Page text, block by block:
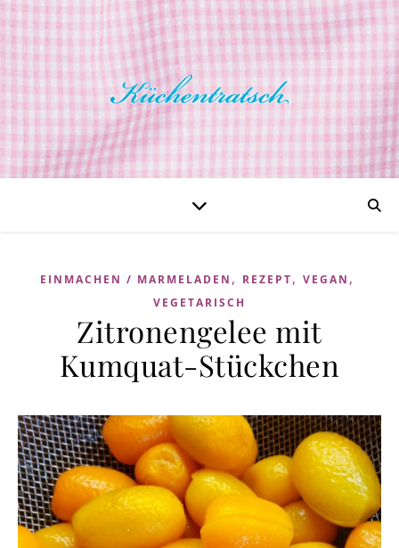
EINMACHEN / MARMELADEN , REZEPT, VEGAN ,
VEGETARISCH
Zitronengelee mit
Kumquat-Stückchen